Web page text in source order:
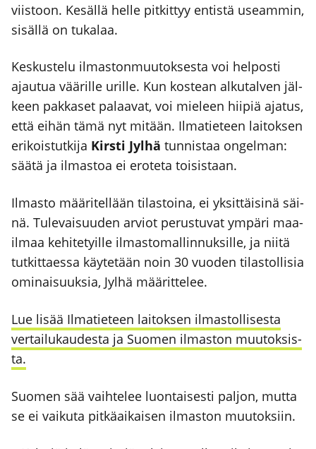
viis­toon. Kesäl­lä hel­le pit­kit­tyy entis­tä useam­min,
sisäl­lä on tuka­laa.
Kes­kus­te­lu ilmas­ton­muu­tok­ses­ta voi hel­pos­ti
ajau­tua vää­ril­le uril­le. Kun kos­tean alku­tal­ven jäl­
keen pak­ka­set palaa­vat, voi mie­leen hii­piä aja­tus,
että eihän tämä nyt mitään. Ilma­tie­teen lai­tok­sen
eri­kois­tut­ki­ja Kirs­ti Jyl­hä tun­nis­taa ongel­man:
sää­tä ja ilmas­toa ei ero­te­ta toi­sis­taan.
Ilmas­to mää­ri­tel­lään tilas­toi­na, ei yksit­täi­si­nä säi­
nä. Tule­vai­suu­den arviot perus­tu­vat ympä­ri maa­
il­maa kehi­te­tyil­le ilmas­to­mal­lin­nuk­sil­le, ja nii­tä
tut­kit­taes­sa käy­te­tään noin 30 vuo­den tilas­tol­li­sia
omi­nai­suuk­sia, Jyl­hä mää­rit­te­lee.
Lue lisää Ilma­tie­teen lai­tok­sen ilmas­tol­li­ses­ta
ver­tai­lu­kau­des­ta ja Suo­men ilmas­ton muu­tok­sis­
ta.
Suo­men sää vaih­te­lee luon­tai­ses­ti pal­jon, mut­ta
se ei vai­ku­ta pit­kä­ai­kai­sen ilmas­ton muu­tok­siin.